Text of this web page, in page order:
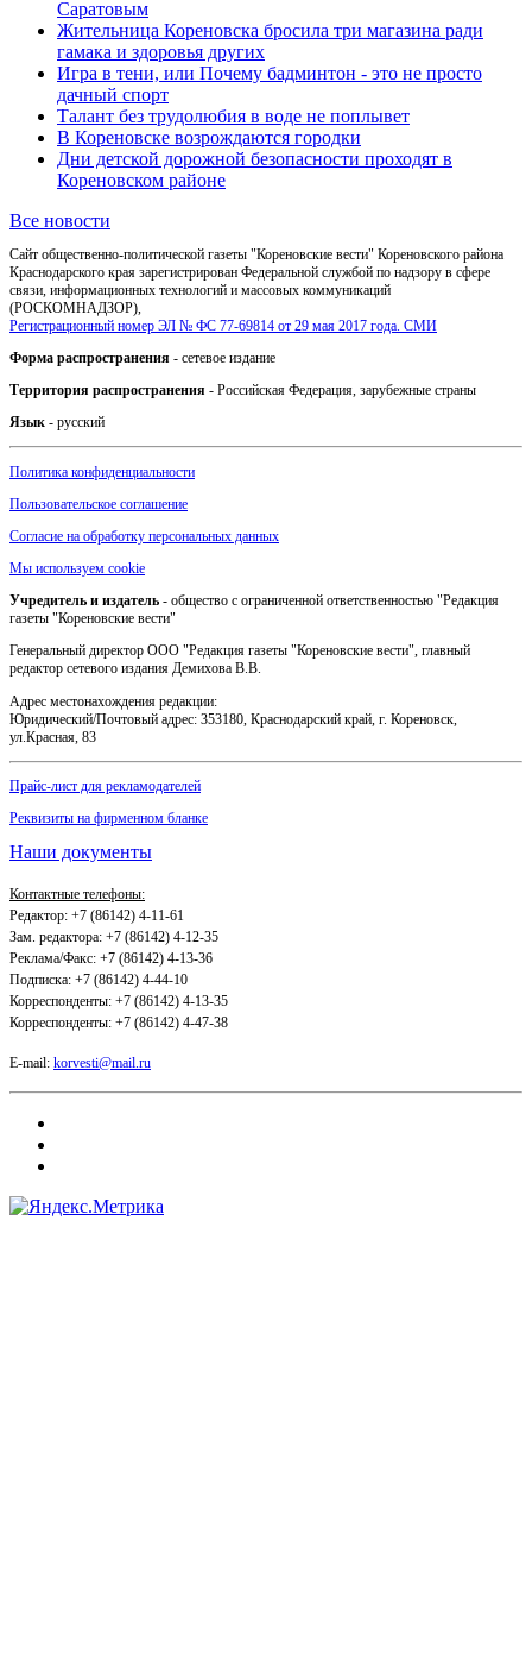
Саратовым
Жительница Кореновска бросила три магазина ради
гамака и здоровья других
Игра в тени, или Почему бадминтон - это не просто
дачный спорт
Талант без трудолюбия в воде не поплывет
В Кореновске возрождаются городки
Дни детской дорожной безопасности проходят в
Кореновском районе
Все новости
Сайт общественно-политической газеты "Кореновские вести" Кореновского района
Краснодарского края зарегистрирован Федеральной службой по надзору в сфере
связи, информационных технологий и массовых коммуникаций
(РОСКОМНАДЗОР),
Регистрационный номер ЭЛ № ФС 77-69814 от 29 мая 2017 года. СМИ
Форма распространения - сетевое издание
Территория распространения - Российская Федерация, зарубежные страны
Язык - русский
Политика конфиденциальности
Пользовательское соглашение
Согласие на обработку персональных данных
Мы используем cookie
Учредитель и издатель - общество с ограниченной ответственностью "Редакция
газеты "Кореновские вести"
Генеральный директор ООО "Редакция газеты "Кореновские вести", главный
редактор сетевого издания Демихова В.В.
Адрес местонахождения редакции:
Юридический/Почтовый адрес: 353180, Краснодарский край, г. Кореновск,
ул.Красная, 83
Прайс-лист для рекламодателей
Реквизиты на фирменном бланке
Наши документы
Контактные телефоны:
Редактор: +7 (86142) 4-11-61
Зам. редактора: +7 (86142) 4-12-35
Реклама/Факс: +7 (86142) 4-13-36
Подписка: +7 (86142) 4-44-10
Корреспонденты: +7 (86142) 4-13-35
Корреспонденты: +7 (86142) 4-47-38
E-mail: korvesti@mail.ru